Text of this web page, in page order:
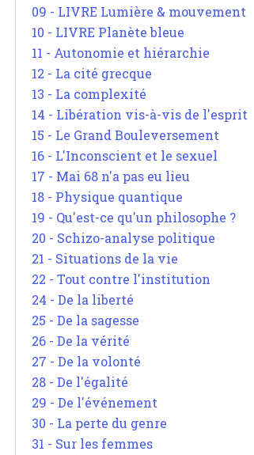
09 - LIVRE Lumière & mouvement
10 - LIVRE Planète bleue
11 - Autonomie et hiérarchie
12 - La cité grecque
13 - La complexité
14 - Libération vis-à-vis de l'esprit
15 - Le Grand Bouleversement
16 - L'Inconscient et le sexuel
17 - Mai 68 n'a pas eu lieu
18 - Physique quantique
19 - Qu'est-ce qu'un philosophe ?
20 - Schizo-analyse politique
21 - Situations de la vie
22 - Tout contre l'institution
24 - De la liberté
25 - De la sagesse
26 - De la vérité
27 - De la volonté
28 - De l'égalité
29 - De l'événement
30 - La perte du genre
31 - Sur les femmes